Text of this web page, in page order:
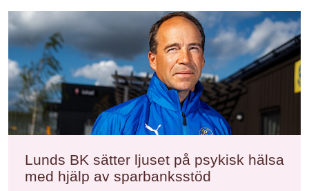
Lunds BK sätter ljuset på psykisk hälsa
med hjälp av sparbanksstöd